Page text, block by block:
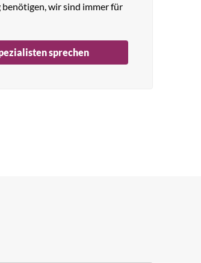
wir sind immer für
sprechen